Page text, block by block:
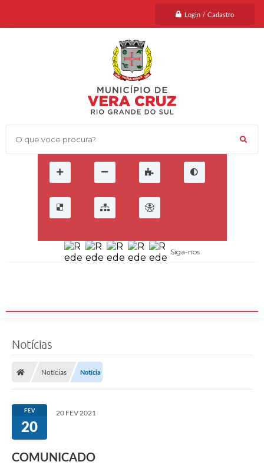
Login / Cadastro
O que voce procura?
Siga-nos
Notícias
Notícias Notícia
FEV
20
20 FEV 2021
COMUNICADO